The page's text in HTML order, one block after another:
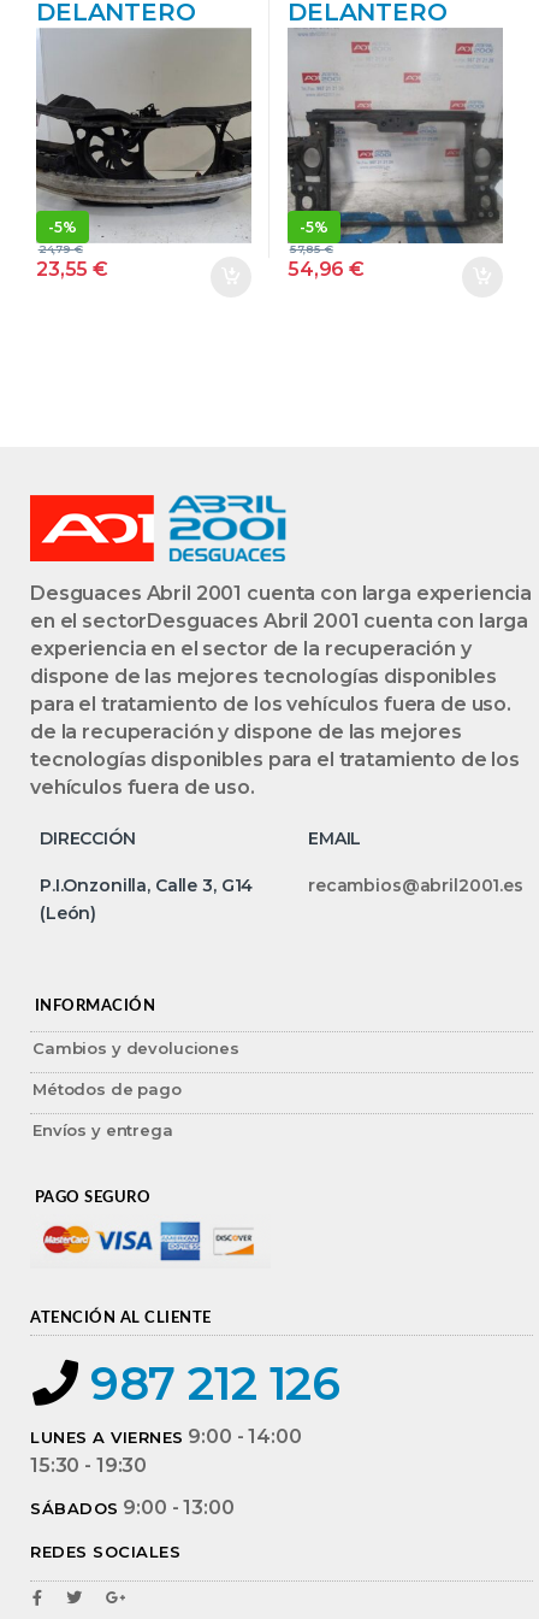
DELANTERO
VOLKSWAGEN
BERLINA (3B2)
(1996->) 1.9 TDI
AFN AZUL
-5%
23,55€
24,79€
DELANTERO
VOLKSWAGEN
TOUAREG (7LA)
(2002->) 2.5 TDI
R5 [2,5 LTR. – 128
KW TDI] BAC
NEGRO
-5%
54,96€
57,85€
Desguaces Abril 2001 cuenta con larga experiencia
en el sectorDesguaces Abril 2001 cuenta con larga
experiencia en el sector de la recuperación y
dispone de las mejores tecnologías disponibles
para el tratamiento de los vehículos fuera de uso.
de la recuperación y dispone de las mejores
tecnologías disponibles para el tratamiento de los
vehículos fuera de uso.
DIRECCIÓN EMAIL
P.I.Onzonilla, Calle 3, G14
(León)
recambios@abril2001.es
INFORMACIÓN
Cambios y devoluciones
Métodos de pago
Envíos y entrega
PAGO SEGURO
ATENCIÓN AL CLIENTE
987 212 126
LUNES A VIERNES 9:00 - 14:00
15:30 - 19:30
SÁBADOS 9:00 - 13:00
REDES SOCIALES